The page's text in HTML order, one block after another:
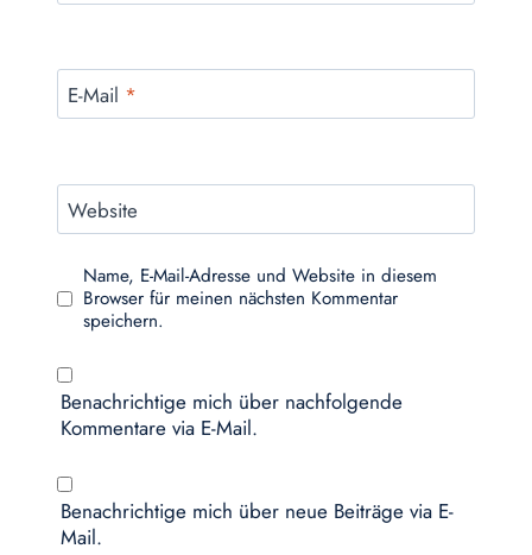
E-Mail *
Website
Name, E-Mail-Adresse und Website in diesem
Browser für meinen nächsten Kommentar
speichern.
Benachrichtige mich über nachfolgende
Kommentare via E-Mail.
Benachrichtige mich über neue Beiträge via E-
Mail.